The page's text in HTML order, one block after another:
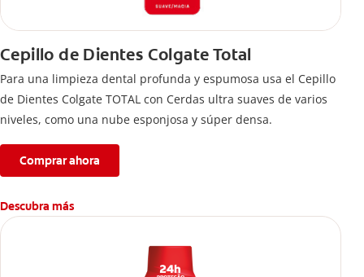
Cepillo de Dientes Colgate Total
Para una limpieza dental profunda y espumosa usa el Cepillo
de Dientes Colgate TOTAL con Cerdas ultra suaves de varios
niveles, como una nube esponjosa y súper densa.
Comprar ahora
Descubra más